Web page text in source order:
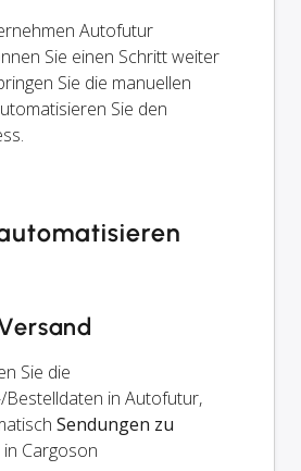
Autofutur
Sie einen Schritt weiter
Sie die manuellen
Sie den
Sie die
Bestelldaten in Autofutur,
Sendungen zu
in Cargoson